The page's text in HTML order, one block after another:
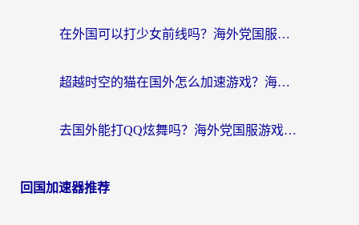
在外国可以打少女前线吗？海外党国服游戏畅玩终极指南（附避坑技巧）
超越时空的猫在国外怎么加速游戏？海外玩家国服畅玩终极指南
去国外能打QQ炫舞吗？海外党国服游戏不卡顿的终极指南
回国加速器推荐